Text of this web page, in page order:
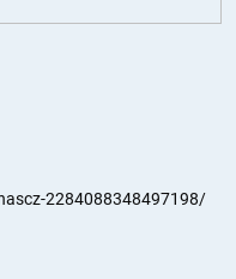
2284088348497198/